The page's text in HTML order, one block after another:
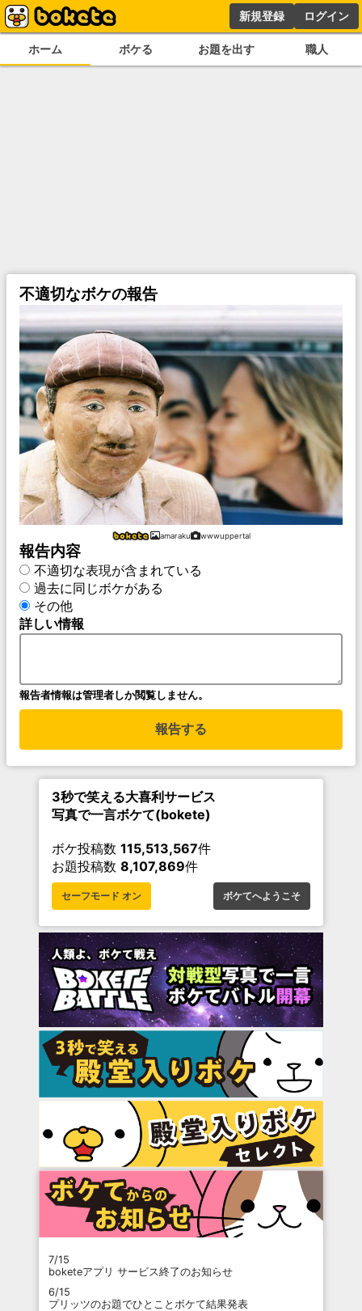
新規登録 ログイン
ホーム ボケる お題を出す 職人
不適切なボケの報告
amaraku wwwuppertal
報告内容
不適切な表現が含まれている
過去に同じボケがある
その他
詳しい情報
報告者情報は管理者しか閲覧しません。
報告する
3秒で笑える大喜利サービス
写真で一言ボケて(bokete)
ボケ投稿数 115,513,567件
お題投稿数 8,107,869件
セーフモード オン ボケてへようこそ
7/15
boketeアプリ サービス終了のお知らせ
6/15
プリッツのお題でひとことボケて結果発表